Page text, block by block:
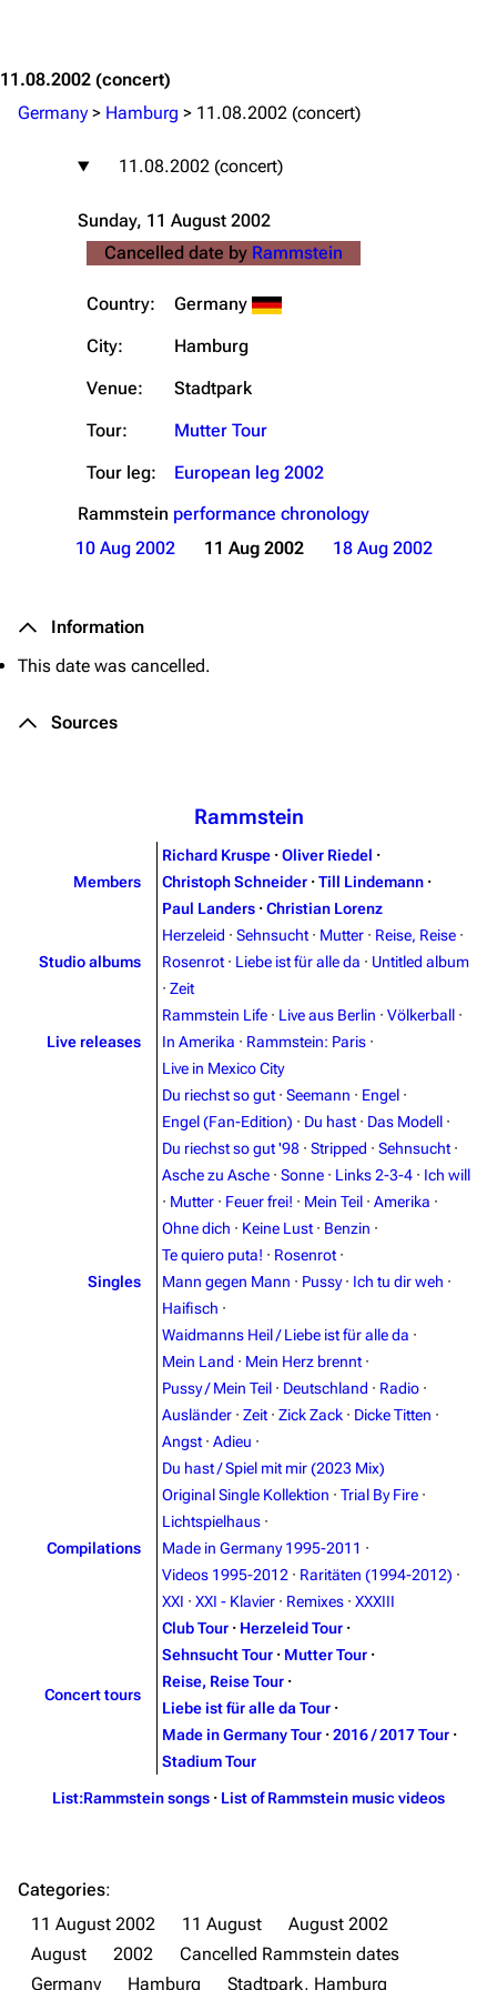
3.4K 12 290.4K
Navigation
Random page
Rammstein
Information
Videography
Song list
Tour dates
Merchandise
Information
Discography
Videography
Merchandise
Information
Discography
Videography
Song list
Tour dates
Merchandise
Till Lindemann
Discography
Videography
Song list
Flake Lorenz
Videography
Song list
11.08.2002 (concert)
Germany > Hamburg > 11.08.2002 (concert)
11.08.2002 (concert)
Sunday, 11 August 2002
Cancelled date by Rammstein
Country:
Germany
City:
Hamburg
Venue:
Stadtpark
Tour:
Mutter Tour
Tour leg:
European leg 2002
Rammstein performance chronology
10 Aug 2002
11 Aug 2002 18 Aug 2002
Information
This date was cancelled.
Sources
Rammstein
Members
Richard Kruspe · Oliver Riedel ·
Christoph Schneider · Till Lindemann ·
Paul Landers · Christian Lorenz
Studio albums
Herzeleid · Sehnsucht · Mutter · Reise, Reise ·
Rosenrot · Liebe ist für alle da · Untitled album
· Zeit
Live releases
Rammstein Life · Live aus Berlin · Völkerball ·
In Amerika · Rammstein: Paris ·
Live in Mexico City
Singles
Du riechst so gut · Seemann · Engel ·
Engel (Fan-Edition) · Du hast · Das Modell ·
Du riechst so gut '98 · Stripped · Sehnsucht ·
Asche zu Asche · Sonne · Links 2-3-4 · Ich will
· Mutter · Feuer frei! · Mein Teil · Amerika ·
Ohne dich · Keine Lust · Benzin ·
Te quiero puta! · Rosenrot ·
Mann gegen Mann · Pussy · Ich tu dir weh ·
Haifisch ·
Waidmanns Heil / Liebe ist für alle da ·
Mein Land · Mein Herz brennt ·
Pussy / Mein Teil · Deutschland · Radio ·
Ausländer · Zeit · Zick Zack · Dicke Titten ·
Angst · Adieu ·
Du hast / Spiel mit mir (2023 Mix)
Compilations
Original Single Kollektion · Trial By Fire ·
Lichtspielhaus ·
Made in Germany 1995-2011 ·
Videos 1995-2012 · Raritäten (1994-2012) ·
XXI · XXI - Klavier · Remixes · XXXIII
Concert tours
Club Tour · Herzeleid Tour ·
Sehnsucht Tour · Mutter Tour ·
Reise, Reise Tour ·
Liebe ist für alle da Tour ·
Made in Germany Tour · 2016 / 2017 Tour ·
Stadium Tour
List:Rammstein songs · List of Rammstein music videos
Categories:
11 August 2002
11 August
August 2002
August
2002
Cancelled Rammstein dates
Germany
Hamburg Stadtpark, Hamburg